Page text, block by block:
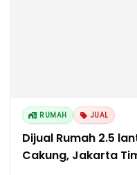
RUMAH JUAL
Dijual Rumah 2.5
Cakung, Jakarta